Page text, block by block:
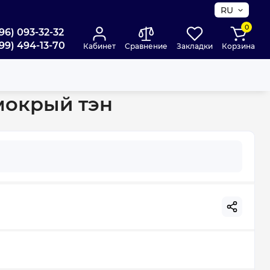
RU
093-32-32
494-13-70
Кабинет Сравнение Закладки
0
Корзина
тэн